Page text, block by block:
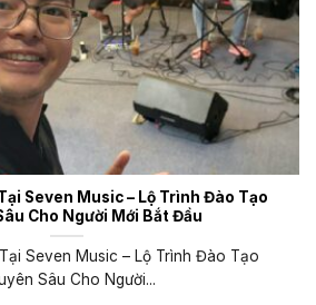
Seven Music – Lộ Trình Đào Tạo
Cho Người Mới Bắt Đầu
Seven Music – Lộ Trình Đào Tạo
Sâu Cho Người...